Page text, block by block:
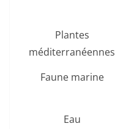
Plantes
méditerranéennes
Faune marine
Eau